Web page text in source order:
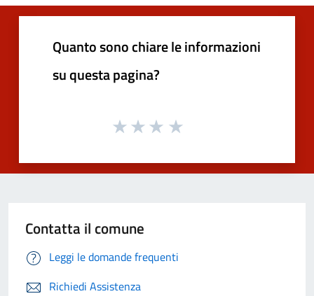
Quanto sono chiare le informazioni
su questa pagina?
Contatta il comune
Leggi le domande frequenti
Richiedi Assistenza